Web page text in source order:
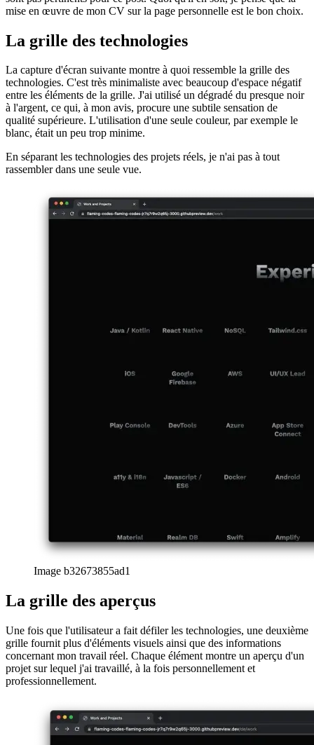
L'ensemble du portfolio a été implémenté sur la page à propos de
sont pas pertinents pour ce post. Quoi qu'il en soit, je pense que la
mise en œuvre de mon CV sur la page personnelle est le bon choix.
La grille des technologies
La capture d'écran suivante montre à quoi ressemble la grille des
technologies. C'est très minimaliste avec beaucoup d'espace négatif
entre les éléments de la grille. J'ai utilisé un dégradé du presque noir
qualité supérieure. L'utilisation d'une seule couleur, par exemple le
blanc, était un peu trop minime.
En séparant les technologies des projets réels, je n'ai pas à tout
rassembler dans une seule vue.
Image b32673855ad1
La grille des aperçus
Une fois que l'utilisateur a fait défiler les technologies, une deuxième
grille fournit plus d'éléments visuels ainsi que des informations
projet sur lequel j'ai travaillé, à la fois personnellement et
professionnellement.